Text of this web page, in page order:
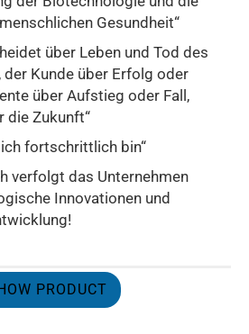
Gesundheit“
über Leben und Tod des
der Kunde über Erfolg oder
über Aufstieg oder Fall,
die Zukunft“
fortschrittlich bin“
verfolgt das Unternehmen
Innovationen und
PRODUCT